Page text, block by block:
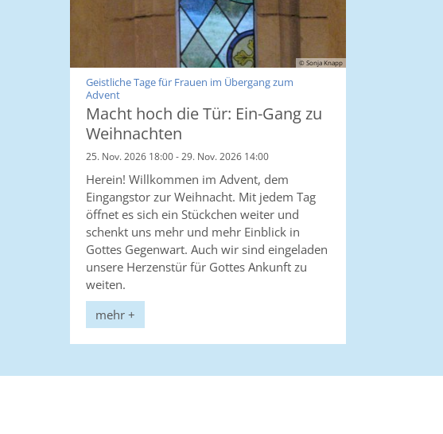
© Sonja Knapp
Geistliche Tage für Frauen im Übergang zum
Advent:
Macht hoch die Tür: Ein-Gang zu
Weihnachten
25. Nov. 2026 18:00 - 29. Nov. 2026 14:00
Herein! Willkommen im Advent, dem
Eingangstor zur Weihnacht. Mit jedem Tag
öffnet es sich ein Stückchen weiter und
schenkt uns mehr und mehr Einblick in
Gottes Gegenwart. Auch wir sind eingeladen
unsere Herzenstür für Gottes Ankunft zu
weiten.
mehr +